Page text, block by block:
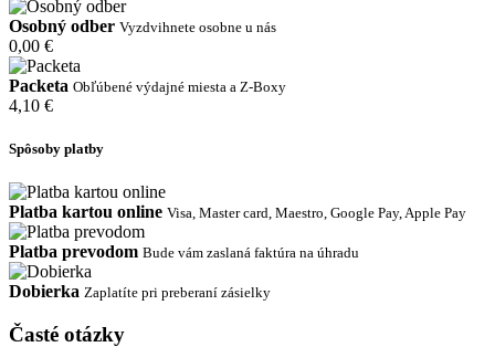
Osobný odber Vyzdvihnete osobne u nás
0,00 €
Packeta Obľúbené výdajné miesta a Z-Boxy
4,10 €
Spôsoby platby
Platba kartou online Visa, Master card, Maestro, Google Pay, Apple Pay
Platba prevodom Bude vám zaslaná faktúra na úhradu
Dobierka Zaplatíte pri preberaní zásielky
Časté otázky